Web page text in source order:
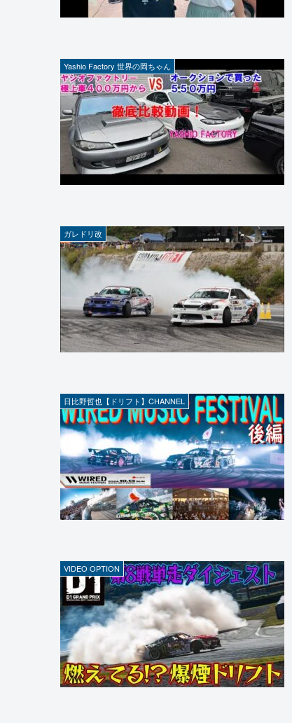
Yashio Factory 世界の岡ちゃん
ガレドリ改
日比野哲也【ドリフト】CHANNEL
VIDEO OPTION